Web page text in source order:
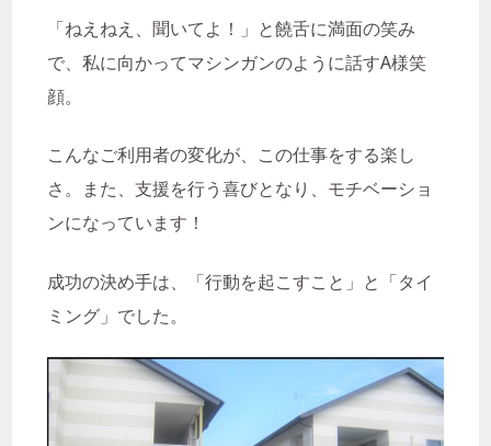
「ねえねえ、聞いてよ！」と饒舌に満面の笑み
で、私に向かってマシンガンのように話すA様笑
顔。
こんなご利用者の変化が、この仕事をする楽し
さ。また、支援を行う喜びとなり、モチベーショ
ンになっています！
成功の決め手は、「行動を起こすこと」と「タイ
ミング」でした。